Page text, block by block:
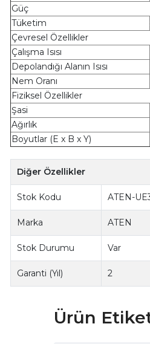
Güç
Tüketim
Çevresel Özellikler
Çalışma Isısı
Depolandığı Alanın Isısı
Nem Oranı
Fiziksel Özellikler
Şasi
Ağırlık
Boyutlar (E x B x Y)
Diğer Özellikler
Stok Kodu ATEN-
Marka ATEN
Stok Durumu Var
Garanti (Yıl) 2
Ürün